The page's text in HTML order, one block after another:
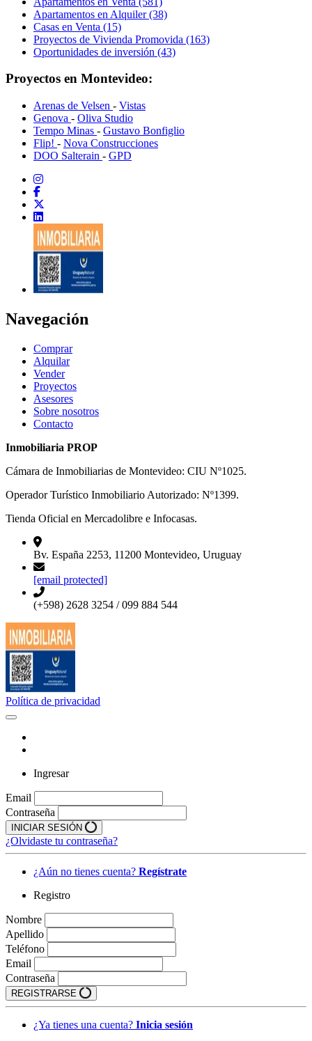
Apartamentos en Alquiler (38)
Casas en Venta (15)
Proyectos de Vivienda Promovida (163)
Oportunidades de inversión (43)
Proyectos en Montevideo:
Arenas de Velsen - Vistas
Genova - Oliva Studio
Tempo Minas - Gustavo Bonfiglio
Flip! - Nova Construcciones
DOO Salterain - GPD
Navegación
Comprar
Alquilar
Vender
Proyectos
Asesores
Sobre nosotros
Contacto
Inmobiliaria PROP
Cámara de Inmobiliarias de Montevideo: CIU Nº1025.
Operador Turístico Inmobiliario Autorizado: Nº1399.
Tienda Oficial en Mercadolibre e Infocasas.
Bv. España 2253, 11200 Montevideo, Uruguay
[email protected]
(+598) 2628 3254 / 099 884 544
Política de privacidad
Ingresar
Email
Contraseña
INICIAR SESIÓN
¿Olvidaste tu contraseña?
¿Aún no tienes cuenta? Regístrate
Registro
Nombre
Apellido
Teléfono
Email
Contraseña
REGISTRARSE
¿Ya tienes una cuenta? Inicia sesión